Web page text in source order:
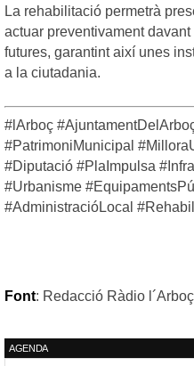
La rehabilitació permetrà
actuar preventivament
futures, garantint així unes
a la ciutadania.
#lArboç
#PatrimoniMunicipal
#Diputació #PlaImpulsa
#Urbanisme
#AdministracióLocal
Font: Redacció Ràdio l´Arboç
AGENDA